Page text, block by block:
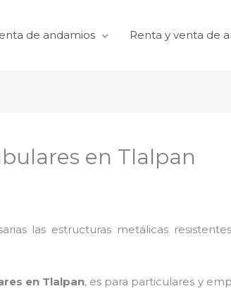
de andamios Renta y venta de
en Tlalpan
las estructuras metálicas
en Tlalpan, es para particulares y